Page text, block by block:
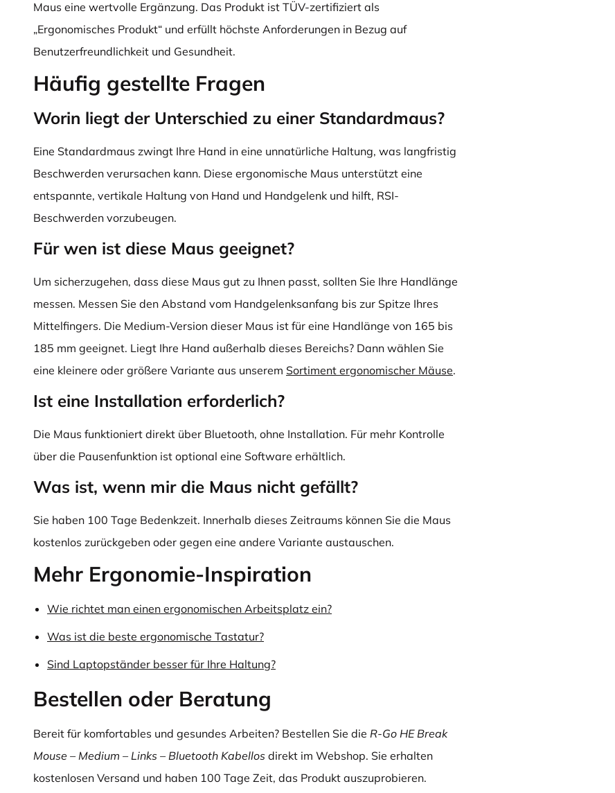
Maus eine wertvolle Ergänzung. Das Produkt ist TÜV-zertifiziert als
„Ergonomisches Produkt“ und erfüllt höchste Anforderungen in Bezug auf
Benutzerfreundlichkeit und Gesundheit.
Häufig gestellte Fragen
Worin liegt der Unterschied zu einer Standardmaus?
Eine Standardmaus zwingt Ihre Hand in eine unnatürliche Haltung, was langfristig
Beschwerden verursachen kann. Diese ergonomische Maus unterstützt eine
entspannte, vertikale Haltung von Hand und Handgelenk und hilft, RSI-
Beschwerden vorzubeugen.
Für wen ist diese Maus geeignet?
Um sicherzugehen, dass diese Maus gut zu Ihnen passt, sollten Sie Ihre Handlänge
messen. Messen Sie den Abstand vom Handgelenksanfang bis zur Spitze Ihres
Mittelfingers. Die Medium-Version dieser Maus ist für eine Handlänge von 165 bis
185 mm geeignet. Liegt Ihre Hand außerhalb dieses Bereichs? Dann wählen Sie
eine kleinere oder größere Variante aus unserem Sortiment ergonomischer Mäuse.
Ist eine Installation erforderlich?
Die Maus funktioniert direkt über Bluetooth, ohne Installation. Für mehr Kontrolle
über die Pausenfunktion ist optional eine Software erhältlich.
Was ist, wenn mir die Maus nicht gefällt?
Sie haben 100 Tage Bedenkzeit. Innerhalb dieses Zeitraums können Sie die Maus
kostenlos zurückgeben oder gegen eine andere Variante austauschen.
Mehr Ergonomie-Inspiration
Wie richtet man einen ergonomischen Arbeitsplatz ein?
Was ist die beste ergonomische Tastatur?
Sind Laptopständer besser für Ihre Haltung?
Bestellen oder Beratung
Bereit für komfortables und gesundes Arbeiten? Bestellen Sie die R-Go HE Break
Mouse – Medium – Links – Bluetooth Kabellos direkt im Webshop. Sie erhalten
kostenlosen Versand und haben 100 Tage Zeit, das Produkt auszuprobieren.